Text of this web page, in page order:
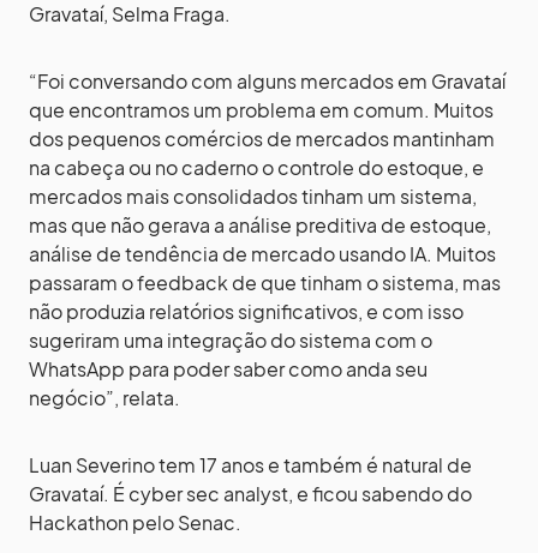
Gravataí, Selma Fraga.
“Foi conversando com alguns mercados em Gravataí
que encontramos um problema em comum. Muitos
dos pequenos comércios de mercados mantinham
na cabeça ou no caderno o controle do estoque, e
mercados mais consolidados tinham um sistema,
mas que não gerava a análise preditiva de estoque,
análise de tendência de mercado usando IA. Muitos
passaram o feedback de que tinham o sistema, mas
não produzia relatórios significativos, e com isso
sugeriram uma integração do sistema com o
WhatsApp para poder saber como anda seu
negócio”, relata.
Luan Severino tem 17 anos e também é natural de
Gravataí. É cyber sec analyst, e ficou sabendo do
Hackathon pelo Senac.